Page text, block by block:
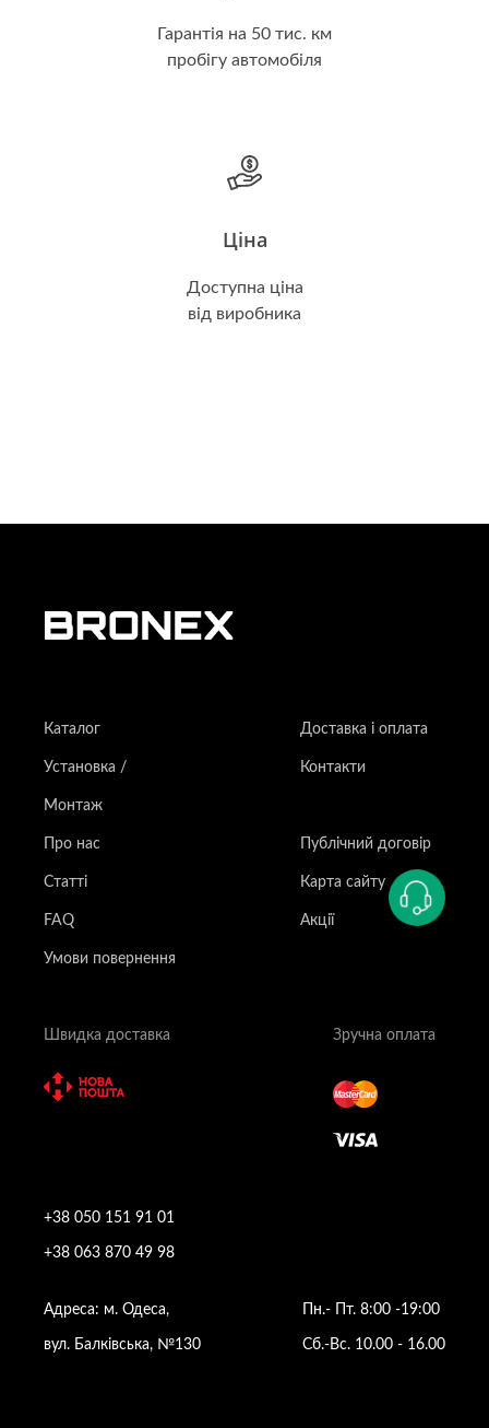
Гарантія на 50 тис. км
пробігу автомобіля
Ціна
Доступна ціна
від виробника
+38 050 151 91 01
+38 063 870 49 98
Пн.- Пт. 8:00 -19:00
Сб.-Вс. 10.00 - 16.00
Адреса: м. Одеса,
вул. Балківська, №130
Каталог Доставка і оплата
Установка /
Монтаж
Контакти
Про нас Публічний договір
Статті Карта сайту
FAQ Акції
Умови повернення
Швидка доставка Зручна оплата